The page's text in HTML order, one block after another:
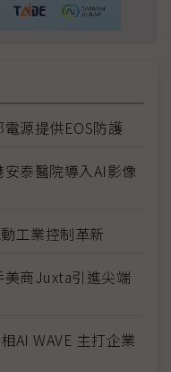
源提供EOS防護
泰醫院導入AI影像
工業控制革新
商Juxta引進尖端
AI WAVE 主打企業